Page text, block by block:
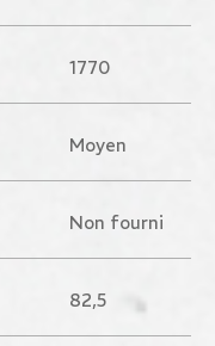
1770
Moyen
Non fourni
82,5